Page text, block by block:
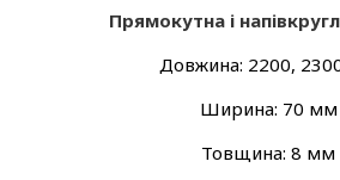
Прямокутна і
Довжина: 2200,
Ширина: 70 мм
Товщина: 8 мм